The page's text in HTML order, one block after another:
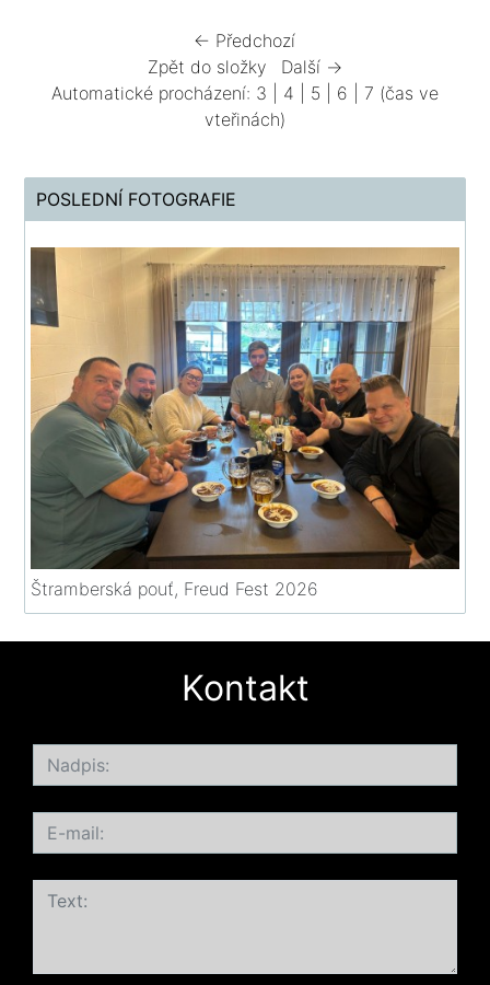
← Předchozí
Zpět do složky
Další →
Automatické procházení: 3 4 5 6 7 (čas ve
vteřinách)
POSLEDNÍ FOTOGRAFIE
Štramberská pouť, Freud Fest 2026
Kontakt